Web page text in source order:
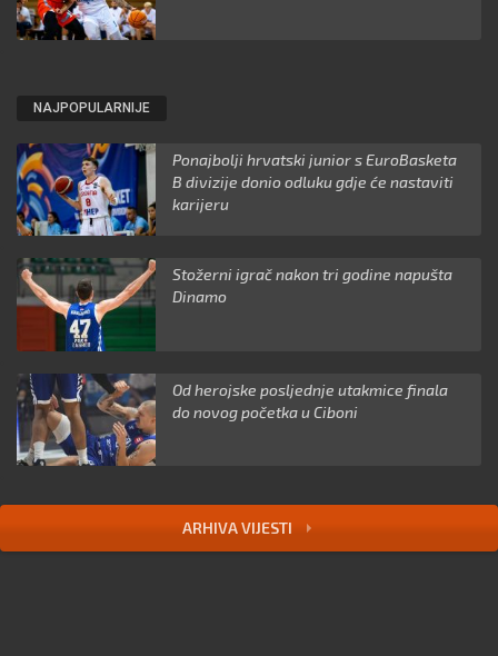
NAJPOPULARNIJE
Ponajbolji hrvatski junior s EuroBasketa
B divizije donio odluku gdje će nastaviti
karijeru
Stožerni igrač nakon tri godine napušta
Dinamo
Od herojske posljednje utakmice finala
do novog početka u Ciboni
ARHIVA VIJESTI